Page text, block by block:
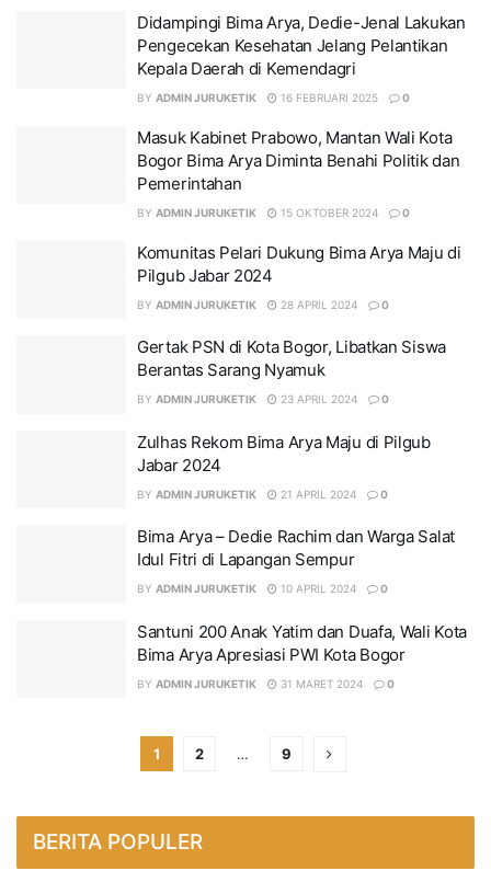
Didampingi Bima Arya, Dedie-Jenal Lakukan
Pengecekan Kesehatan Jelang Pelantikan
Kepala Daerah di Kemendagri
BY ADMIN JURUKETIK 16 FEBRUARI 2025 0
Masuk Kabinet Prabowo, Mantan Wali Kota
Bogor Bima Arya Diminta Benahi Politik dan
Pemerintahan
BY ADMIN JURUKETIK 15 OKTOBER 2024 0
Komunitas Pelari Dukung Bima Arya Maju di
Pilgub Jabar 2024
BY ADMIN JURUKETIK 28 APRIL 2024 0
Gertak PSN di Kota Bogor, Libatkan Siswa
Berantas Sarang Nyamuk
BY ADMIN JURUKETIK 23 APRIL 2024 0
Zulhas Rekom Bima Arya Maju di Pilgub
Jabar 2024
BY ADMIN JURUKETIK 21 APRIL 2024 0
Bima Arya – Dedie Rachim dan Warga Salat
Idul Fitri di Lapangan Sempur
BY ADMIN JURUKETIK 10 APRIL 2024 0
Santuni 200 Anak Yatim dan Duafa, Wali Kota
Bima Arya Apresiasi PWI Kota Bogor
BY ADMIN JURUKETIK 31 MARET 2024 0
1 2 … 9
BERITA POPULER